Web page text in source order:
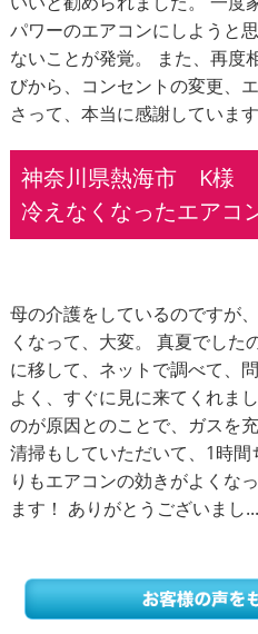
パワーのエアコンにしようと
ないことが発覚。 また、再度
びから、コンセントの変更、
さって、本当に感謝していま
神奈川県熱海市 K様
冷えなくなったエアコ
母の介護をしているのですが
くなって、大変。 真夏でした
に移して、ネットで調べて、
よく、すぐに見に来てくれま
のが原因とのことで、ガスを
清掃もしていただいて、1時
りもエアコンの効きがよくな
ます！ ありがとうございまし...